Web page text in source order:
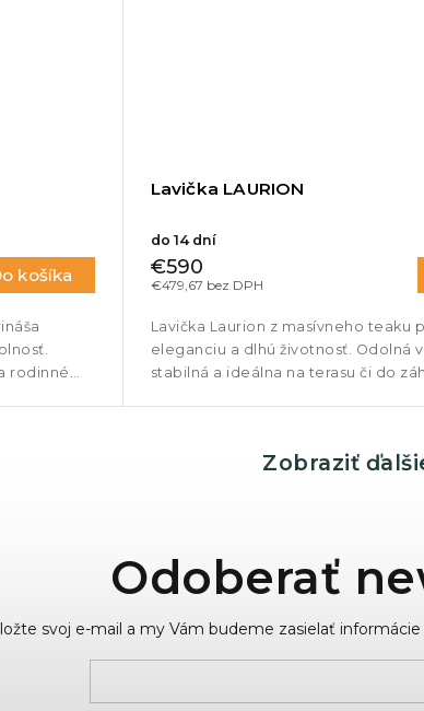
košíka
rodinné
Lavička LAURION
do 14 dní
€479,67 bez DPH
€590
Lavička Laurion z masívneho teaku
eleganciu a dlhú životnosť. Odolná
stabilná a ideálna na terasu či do
Zobraziť
Odoberať
svoj e-mail a my Vám budeme zasielať